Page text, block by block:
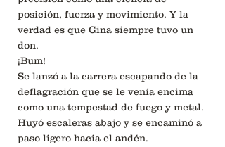
posición, fuerza y movimiento. Y la
verdad es que Gina siempre tuvo un
don.
¡Bum!
Se lanzó a la carrera escapando de la
deflagración que se le venía encima
como una tempestad de fuego y metal.
Huyó escaleras abajo y se encaminó a
paso ligero hacia el andén.